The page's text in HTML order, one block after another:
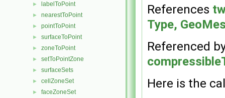
► labelToPoint
► nearestToPoint
► pointToPoint
► surfaceToPoint
► zoneToPoint
► setToPointZone
► surfaceSets
► cellZoneSet
► faceZoneSet
References
Type,
Referenced
Here is the